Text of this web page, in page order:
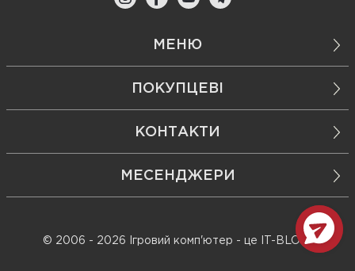
МЕНЮ
ПОКУПЦЕВІ
КОНТАКТИ
МЕСЕНДЖЕРИ
© 2006 - 2026 Ігровий комп'ютер - це IT-BLOK!